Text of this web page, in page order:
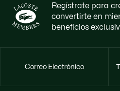
Regístrate para
convertirte en
beneficios
Correo Electrónico